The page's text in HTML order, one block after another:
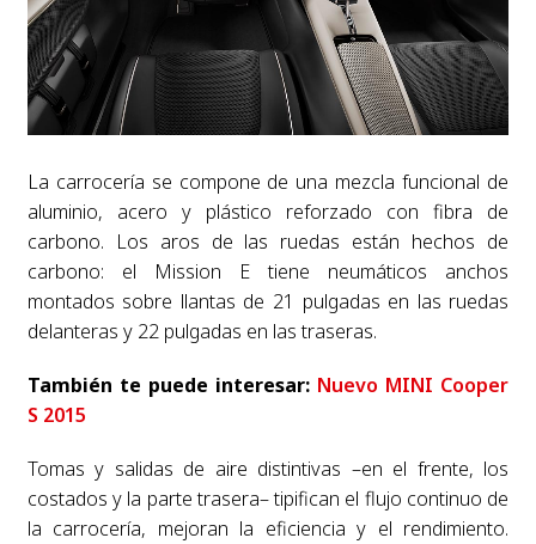
La carrocería se compone de una mezcla funcional de
aluminio, acero y plástico reforzado con fibra de
carbono. Los aros de las ruedas están hechos de
carbono: el Mission E tiene neumáticos anchos
montados sobre llantas de 21 pulgadas en las ruedas
delanteras y 22 pulgadas en las traseras.
También te puede interesar: Nuevo MINI Cooper
S 2015
Tomas y salidas de aire distintivas –en el frente, los
costados y la parte trasera– tipifican el flujo continuo de
la carrocería, mejoran la eficiencia y el rendimiento.